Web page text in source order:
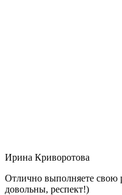
Ирина Криворотова
Отлично выполняете свою
довольны, респект!)